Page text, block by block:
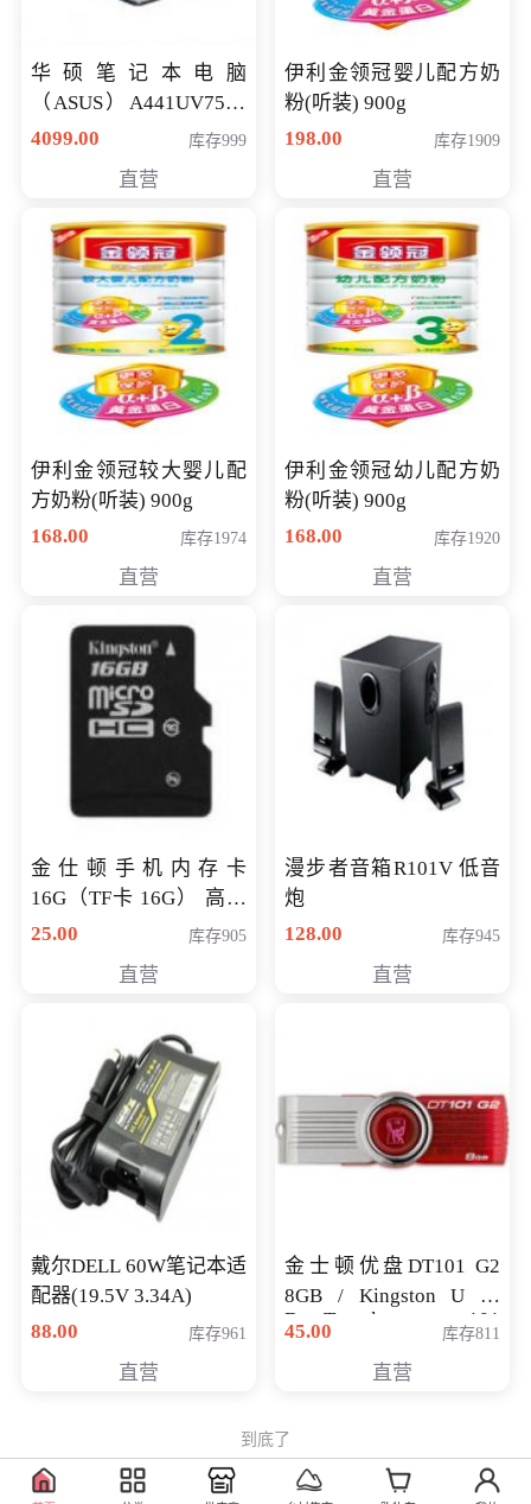
华硕笔记本电脑
（ASUS）A441UV7500
顽石（7代i7-7500U 4G
4099.00 库存999
直营
伊利金领冠婴儿配方奶
粉(听装) 900g
198.00
库存1909
直营
伊利金领冠较大婴儿配
方奶粉(听装) 900g
168.00
库存1974
直营
伊利金领冠幼儿配方奶
粉(听装) 900g
168.00
库存1920
直营
金仕顿手机内存卡
16G（TF卡 16G） 高速
卡 CLASS 10
25.00 库存905
直营
漫步者音箱R101V 低音
炮
128.00
库存945
直营
戴尔DELL 60W笔记本适
配器(19.5V 3.34A)
88.00
库存961
直营
金士顿优盘DT101 G2
8GB / Kingston U 盘
DataTraveler 101
Generati
45.00 库存811
直营
到底了